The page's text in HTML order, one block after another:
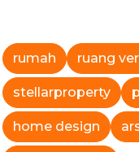
rumah ruang
stellarproperty
home design